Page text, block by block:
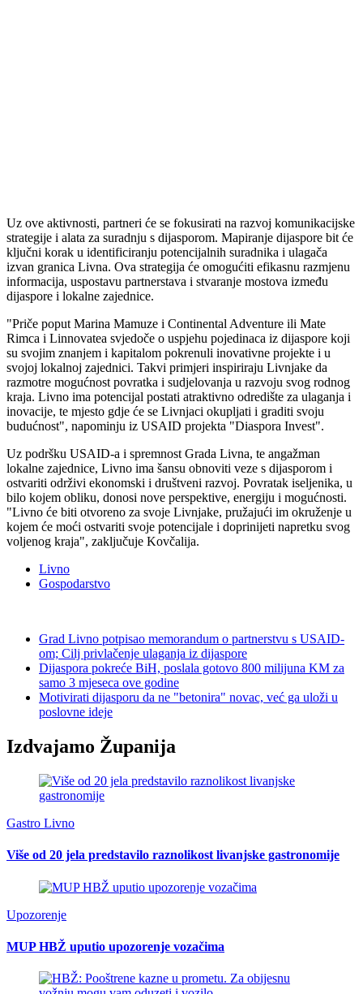
Uz ove aktivnosti, partneri će se fokusirati na razvoj komunikacijske
strategije i alata za suradnju s dijasporom. Mapiranje dijaspore bit će
ključni korak u identificiranju potencijalnih suradnika i ulagača
izvan granica Livna. Ova strategija će omogućiti efikasnu razmjenu
informacija, uspostavu partnerstava i stvaranje mostova između
dijaspore i lokalne zajednice.
"Priče poput Marina Mamuze i Continental Adventure ili Mate
Rimca i Linnovatea svjedoče o uspjehu pojedinaca iz dijaspore koji
su svojim znanjem i kapitalom pokrenuli inovativne projekte i u
svojoj lokalnoj zajednici. Takvi primjeri inspiriraju Livnjake da
razmotre mogućnost povratka i sudjelovanja u razvoju svog rodnog
kraja. Livno ima potencijal postati atraktivno odredište za ulaganja i
inovacije, te mjesto gdje će se Livnjaci okupljati i graditi svoju
budućnost", napominju iz USAID projekta "Diaspora Invest".
Uz podršku USAID-a i spremnost Grada Livna, te angažman
lokalne zajednice, Livno ima šansu obnoviti veze s dijasporom i
ostvariti održivi ekonomski i društveni razvoj. Povratak iseljenika, u
bilo kojem obliku, donosi nove perspektive, energiju i mogućnosti.
"Livno će biti otvoreno za svoje Livnjake, pružajući im okruženje u
kojem će moći ostvariti svoje potencijale i doprinijeti napretku svog
voljenog kraja", zaključuje Kovčalija.
Livno
Gospodarstvo
Grad Livno potpisao memorandum o partnerstvu s USAID-
om; Cilj privlačenje ulaganja iz dijaspore
Dijaspora pokreće BiH, poslala gotovo 800 milijuna KM za
samo 3 mjeseca ove godine
Motivirati dijasporu da ne "betonira" novac, već ga uloži u
poslovne ideje
Izdvajamo Županija
Gastro Livno
Više od 20 jela predstavilo raznolikost livanjske gastronomije
Upozorenje
MUP HBŽ uputio upozorenje vozačima